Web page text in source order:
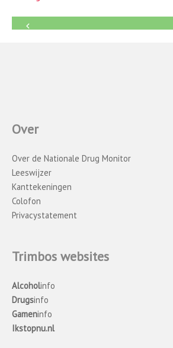
←
Over
Over de Nationale Drug Monitor
Leeswijzer
Kanttekeningen
Colofon
Privacystatement
Trimbos websites
Alcoholinfo
Drugsinfo
Gameninfo
Ikstopnu.nl